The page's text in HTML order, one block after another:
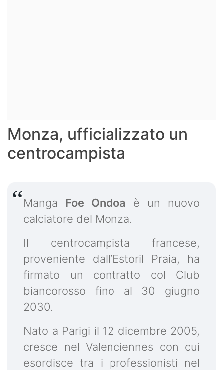
Monza, ufficializzato un
centrocampista
Manga Foe Ondoa è un nuovo
calciatore del Monza.
Il centrocampista francese,
proveniente dall’Estoril Praia, ha
firmato un contratto col Club
biancorosso fino al 30 giugno
2030.
Nato a Parigi il 12 dicembre 2005,
cresce nel Valenciennes con cui
esordisce tra i professionisti nel